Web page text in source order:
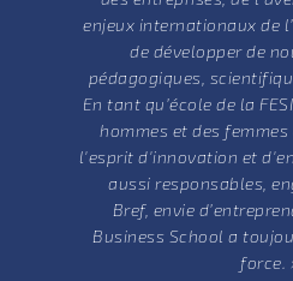
enjeux internationaux de
de développer de
pédagogiques,
En tant qu’école de la
hommes et des
l'esprit d'innovation et
aussi responsables,
Bref, envie
Business School a
force.